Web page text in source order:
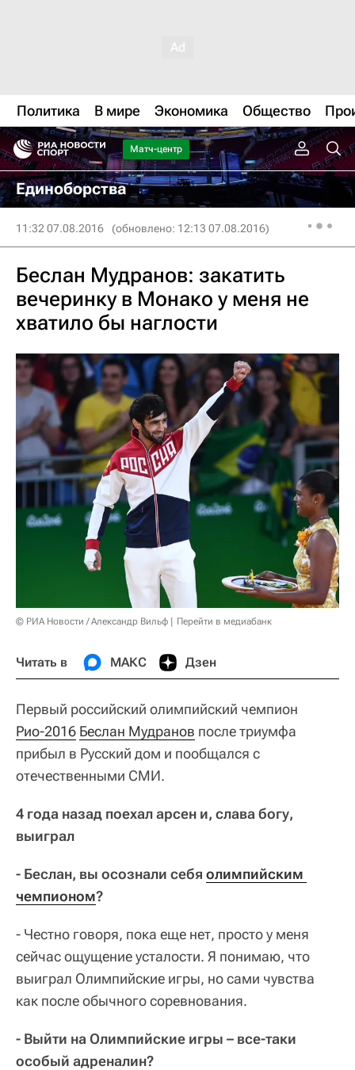
Политика В мире Экономика Общество
Матч-центр
Единоборства
11:32 07.08.2016 (обновлено: 12:13 07.08.2016)
Беслан Мудранов: закатить
вечеринку в Монако у меня не
хватило бы наглости
© РИА Новости / Александр Вильф Перейти в медиабанк
Читать в МАКС Дзен
Первый российский олимпийский чемпион
Рио-2016 Беслан Мудранов после триумфа
прибыл в Русский дом и пообщался с
отечественными СМИ.
4 года назад поехал арсен и, слава богу,
выиграл
- Беслан, вы осознали себя олимпийским
чемпионом?
- Честно говоря, пока еще нет, просто у меня
сейчас ощущение усталости. Я понимаю, что
выиграл Олимпийские игры, но сами чувства
как после обычного соревнования.
- Выйти на Олимпийские игры – все-таки
особый адреналин?